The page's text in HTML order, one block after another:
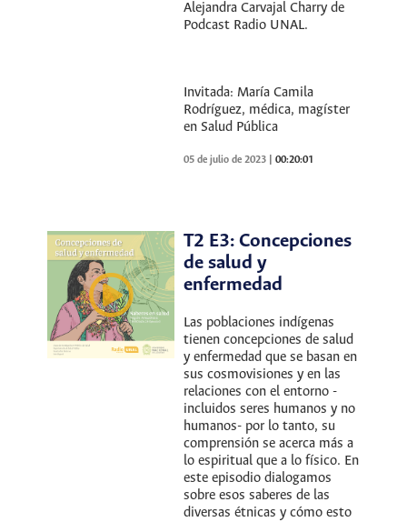
Alejandra Carvajal Charry de
Podcast Radio UNAL.
Invitada: María Camila
Rodríguez, médica, magíster
en Salud Pública
05 de julio de 2023 |00:20:01
T2 E3: Concepciones
de salud y
enfermedad
Las poblaciones indígenas
tienen concepciones de salud
y enfermedad que se basan en
sus cosmovisiones y en las
relaciones con el entorno -
incluidos seres humanos y no
humanos- por lo tanto, su
comprensión se acerca más a
lo espiritual que a lo físico. En
este episodio dialogamos
sobre esos saberes de las
diversas étnicas y cómo esto